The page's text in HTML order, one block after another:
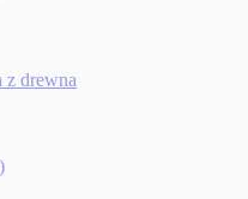
z drewna